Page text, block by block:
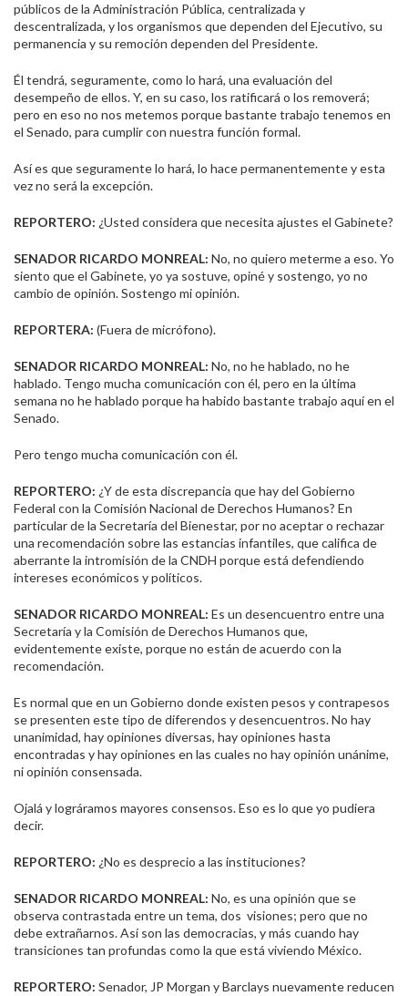
públicos de la Administración Pública, centralizada y
descentralizada, y los organismos que dependen del Ejecutivo, su
permanencia y su remoción dependen del Presidente.
Él tendrá, seguramente, como lo hará, una evaluación del
desempeño de ellos. Y, en su caso, los ratificará o los removerá;
pero en eso no nos metemos porque bastante trabajo tenemos en
el Senado, para cumplir con nuestra función formal.
Así es que seguramente lo hará, lo hace permanentemente y esta
vez no será la excepción.
REPORTERO: ¿Usted considera que necesita ajustes el Gabinete?
SENADOR RICARDO MONREAL: No, no quiero meterme a eso. Yo
siento que el Gabinete, yo ya sostuve, opiné y sostengo, yo no
cambio de opinión. Sostengo mi opinión.
REPORTERA: (Fuera de micrófono).
SENADOR RICARDO MONREAL: No, no he hablado, no he
hablado. Tengo mucha comunicación con él, pero en la última
semana no he hablado porque ha habido bastante trabajo aquí en el
Senado.
Pero tengo mucha comunicación con él.
REPORTERO: ¿Y de esta discrepancia que hay del Gobierno
Federal con la Comisión Nacional de Derechos Humanos? En
particular de la Secretaría del Bienestar, por no aceptar o rechazar
una recomendación sobre las estancias infantiles, que califica de
aberrante la intromisión de la CNDH porque está defendiendo
intereses económicos y políticos.
SENADOR RICARDO MONREAL: Es un desencuentro entre una
Secretaría y la Comisión de Derechos Humanos que,
evidentemente existe, porque no están de acuerdo con la
recomendación.
Es normal que en un Gobierno donde existen pesos y contrapesos
se presenten este tipo de diferendos y desencuentros. No hay
unanimidad, hay opiniones diversas, hay opiniones hasta
encontradas y hay opiniones en las cuales no hay opinión unánime,
ni opinión consensada.
Ojalá y lográramos mayores consensos. Eso es lo que yo pudiera
decir.
REPORTERO: ¿No es desprecio a las instituciones?
SENADOR RICARDO MONREAL: No, es una opinión que se
observa contrastada entre un tema, dos visiones; pero que no
debe extrañarnos. Así son las democracias, y más cuando hay
transiciones tan profundas como la que está viviendo México.
REPORTERO: Senador, JP Morgan y Barclays nuevamente reducen